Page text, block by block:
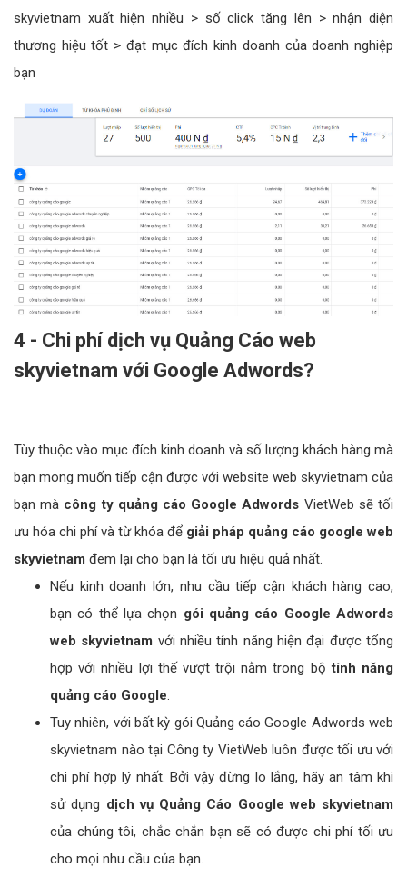
skyvietnam xuất hiện nhiều > số click tăng lên > nhận diện
thương hiệu tốt > đạt mục đích kinh doanh của doanh nghiệp
bạn
4 - Chi phí dịch vụ Quảng Cáo web
skyvietnam với Google Adwords?
Tùy thuộc vào mục đích kinh doanh và số lượng khách hàng mà
bạn mong muốn tiếp cận được với website web skyvietnam của
bạn mà công ty quảng cáo Google Adwords VietWeb sẽ tối
ưu hóa chi phí và từ khóa để giải pháp quảng cáo google web
skyvietnam đem lại cho bạn là tối ưu hiệu quả nhất.
Nếu kinh doanh lớn, nhu cầu tiếp cận khách hàng cao,
bạn có thể lựa chọn gói quảng cáo Google Adwords
web skyvietnam với nhiều tính năng hiện đại được tổng
hợp với nhiều lợi thế vượt trội nằm trong bộtính năng
quảng cáo Google.
Tuy nhiên, với bất kỳ gói Quảng cáo Google Adwords web
skyvietnam nào tại Công ty VietWeb luôn được tối ưu với
chi phí hợp lý nhất. Bởi vậy đừng lo lắng, hãy an tâm khi
sử dụng dịch vụ Quảng Cáo Google web skyvietnam
của chúng tôi, chắc chắn bạn sẽ có được chi phí tối ưu
cho mọi nhu cầu của bạn.